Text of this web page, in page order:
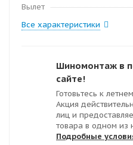
Вылет
Все характеристики
Шиномонтаж в
сайте!
Готовьтесь к
Акция
лиц и
товара в одном из
Подробные